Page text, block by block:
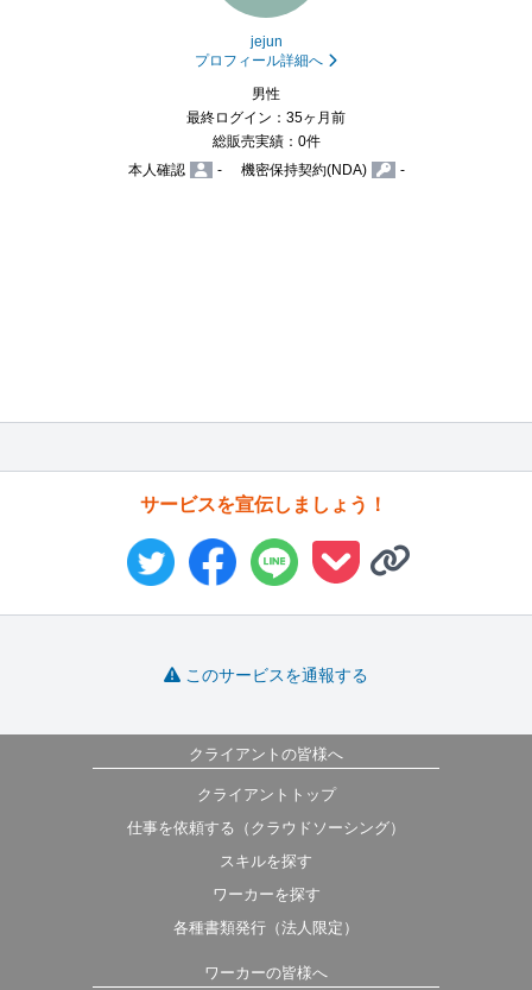
jejun
プロフィール詳細へ
男性
最終ログイン：35ヶ月前
総販売実績：0件
本人確認
- 機密保持契約(NDA) -
サービスを宣伝しましょう！
このサービスを通報する
クライアントの皆様へ
クライアントトップ
仕事を依頼する（クラウドソーシング）
スキルを探す
ワーカーを探す
各種書類発行（法人限定）
ワーカーの皆様へ